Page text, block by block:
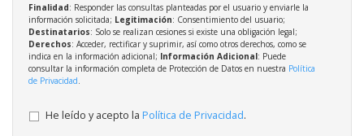
Finalidad: Responder las consultas planteadas por el usuario y enviarle la
información solicitada; Legitimación: Consentimiento del usuario;
Destinatarios: Solo se realizan cesiones si existe una obligación legal;
Derechos: Acceder, rectificar y suprimir, así como otros derechos, como se
indica en la información adicional; Información Adicional: Puede
consultar la información completa de Protección de Datos en nuestra Política
de Privacidad
He leído y acepto la Política de Privacidad.